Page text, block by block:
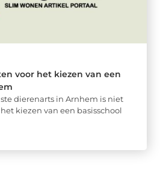
voor het kiezen van een
dierenarts in Arnhem is niet
kiezen van een basisschool